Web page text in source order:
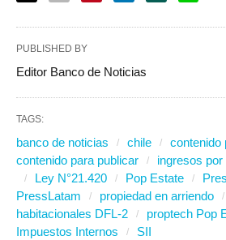
PUBLISHED BY
Editor Banco de Noticias
TAGS:
banco de noticias chile
contenido
contenido para publicar
ingresos por
Ley N°21.420
Pop Estate
PressLatam
propiedad en arriendo
habitacionales DFL-2
proptech Pop
Impuestos Internos
SII